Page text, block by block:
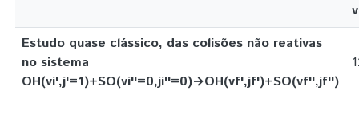
Estudo quase clássico, das colisões não reativas
no sistema
OH(vi',j'=1)+SO(vi''=0,ji''=0)→OH(vf',jf')+SO(vf'',jf'')